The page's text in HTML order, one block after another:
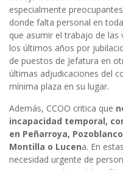
especialmente
donde falta personal en
que asumir el trabajo de las
los últimos años por
de puestos de Jefatura en
últimas adjudicaciones del
mínima plaza en su lugar.
Además, CCOO critica que
incapacidad temporal,
en Peñarroya,
Montilla o Lucena. En
necesidad urgente de